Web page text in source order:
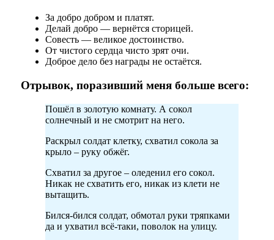
За добро добром и платят.
Делай добро — вернётся сторицей.
Совесть — великое достоинство.
От чистого сердца чисто зрят очи.
Доброе дело без награды не остаётся.
Отрывок, поразивший меня больше всего:
Пошёл в золотую комнату. А сокол
солнечный и не смотрит на него.
Раскрыл солдат клетку, схватил сокола за
крыло – руку обжёг.
Схватил за другое – оледенил его сокол.
Никак не схватить его, никак из клети не
вытащить.
Бился-бился солдат, обмотал руки тряпками
да и ухватил всё-таки, поволок на улицу.